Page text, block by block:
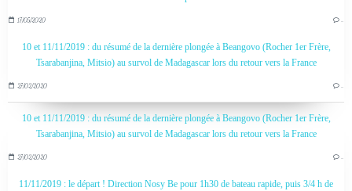
17/05/2020 …
10 et 11/11/2019 : du résumé de la dernière plongée à Beangovo (Rocher 1er Frère,
Tsarabanjina, Mitsio) au survol de Madagascar lors du retour vers la France
27/02/2020 …
10 et 11/11/2019 : du résumé de la dernière plongée à Beangovo (Rocher 1er Frère,
Tsarabanjina, Mitsio) au survol de Madagascar lors du retour vers la France
27/02/2020 …
11/11/2019 : le départ ! Direction Nosy Be pour 1h30 de bateau rapide, puis 3/4 h de